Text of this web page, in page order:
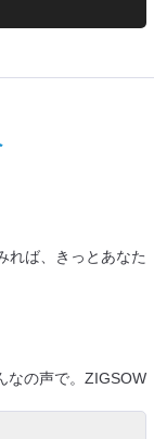
れば、きっとあなた
なの声で。ZIGSOW